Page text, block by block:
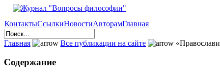
КонтактыСсылкиНовостиАвторамГлавная
Главная Все публикации на сайте
Содержание